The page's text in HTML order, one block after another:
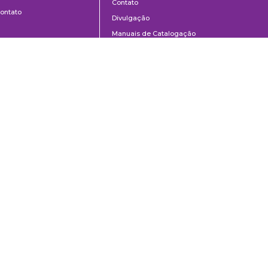
Contato
Divulgação
Manuais de Catalogação